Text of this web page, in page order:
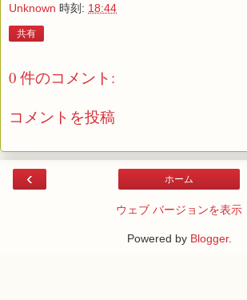
Unknown 時刻: 18:44
共有
0 件のコメント:
コメントを投稿
‹ ホーム
ウェブ バージョンを表示
Powered by Blogger.